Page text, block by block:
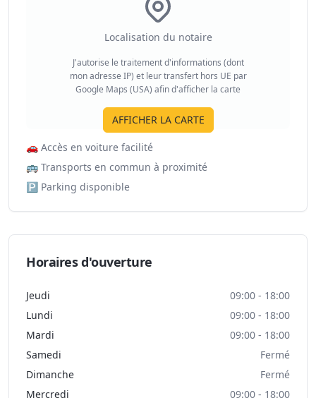
Localisation du notaire
J'autorise le traitement d'informations (dont
mon adresse IP) et leur transfert hors UE par
Google Maps (USA) afin d'afficher la carte
AFFICHER LA CARTE
🚗 Accès en voiture facilité
🚌 Transports en commun à proximité
🅿️ Parking disponible
Horaires d'ouverture
Jeudi
09:00 - 18:00
Lundi
09:00 - 18:00
Mardi
09:00 - 18:00
Samedi
Fermé
Dimanche
Fermé
Mercredi
09:00 - 18:00